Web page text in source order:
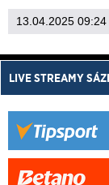
13.04.2025 09:24
LIVE STREAMY